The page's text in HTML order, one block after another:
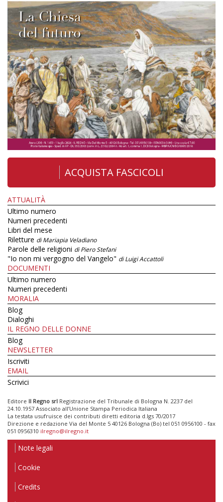
ACQUISTA FASCICOLI
ATTUALITÀ
Ultimo numero
Numeri precedenti
Libri del mese
Riletture di Mariapia Veladiano
Parole delle religioni di Piero Stefani
"Io non mi vergogno del Vangelo" di Luigi Accattoli
DOCUMENTI
Ultimo numero
Numeri precedenti
MORALIA
Blog
Dialoghi
IL REGNO DELLE DONNE
Blog
NEWSLETTER
Iscriviti
EMAIL
Scrivici
Editore Il Regno srl Registrazione del Tribunale di Bologna N. 2237 del
24.10.1957 Associato all’Unione Stampa Periodica Italiana
La testata usufruisce dei contributi diretti editoria d.lgs 70/2017
Direzione e redazione Via del Monte 5 40126 Bologna (Bo) tel 051 0956100 - fax
051 0956310 ilregno@ilregno.it
Note legali
Cookie
Credits